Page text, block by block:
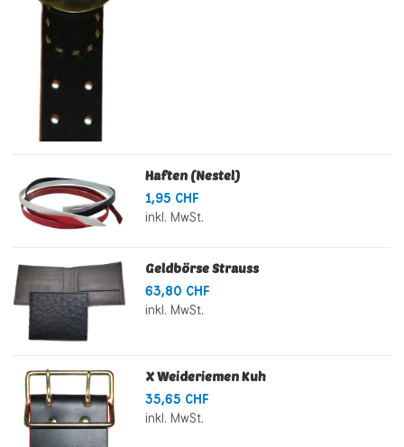
Haften (Nestel)
1,95 CHF
inkl. MwSt.
Geldbörse Strauss
63,80 CHF
inkl. MwSt.
X Weideriemen Kuh
35,65 CHF
inkl. MwSt.